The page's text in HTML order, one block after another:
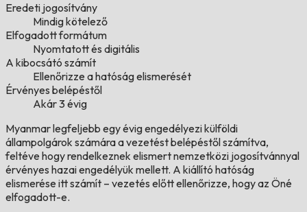
Eredeti jogosítvány
Mindig kötelező
Elfogadott formátum
Nyomtatott és digitális
A kibocsátó számít
Ellenőrizze a hatóság elismerését
Érvényes belépéstől
Akár 3 évig
Myanmar legfeljebb egy évig engedélyezi külföldi
állampolgárok számára a vezetést belépéstől számítva,
feltéve hogy rendelkeznek elismert nemzetközi jogosítvánnyal
érvényes hazai engedélyük mellett. A kiállító hatóság
elismerése itt számít – vezetés előtt ellenőrizze, hogy az Öné
elfogadott-e.